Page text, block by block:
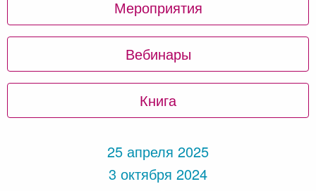
Мероприятия
Вебинары
Книга
25 апреля 2025
3 октября 2024